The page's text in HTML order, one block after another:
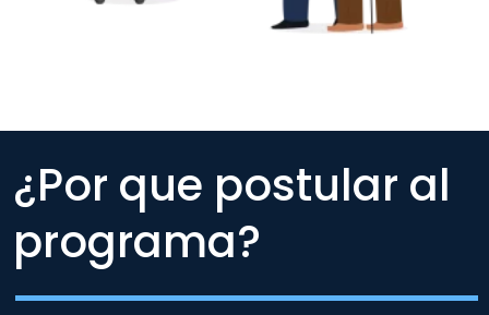
¿Por que postular al
programa?